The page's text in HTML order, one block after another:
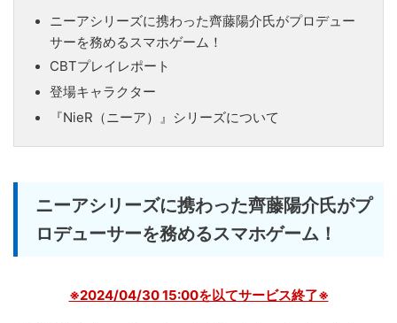
ニーアシリーズに携わった齊藤陽介氏がプロデュー
サーを務めるスマホゲーム！
CBTプレイレポート
登場キャラクター
『NieR（ニーア）』シリーズについて
ニーアシリーズに携わった齊藤陽介氏がプ
ロデューサーを務めるスマホゲーム！
※2024/04/30 15:00を以てサービス終了※